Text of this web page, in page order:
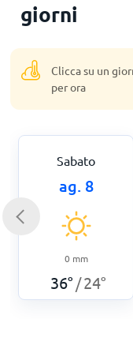
giorni
Clicca su un
per ora
Sabato
ag. 8
0 mm
36° /24°